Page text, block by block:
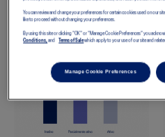
1. Pontuação State
atividade
You can review and change your preferences for certain cookies used on our
like to proceed without changing your preferences.
By using this site or clicking "OK" or "Manage Cookie Preferences" you
Conditions,and Terms of Salewhich apply to your use of our site and
Manage Cookie Preferences